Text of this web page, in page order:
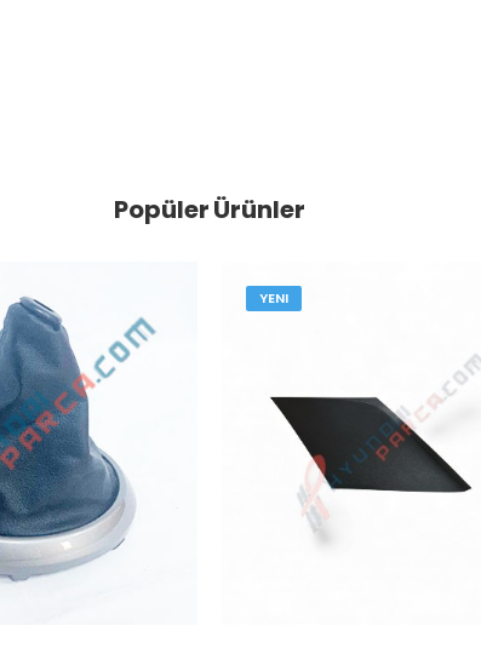
Popüler Ürünler
YENI